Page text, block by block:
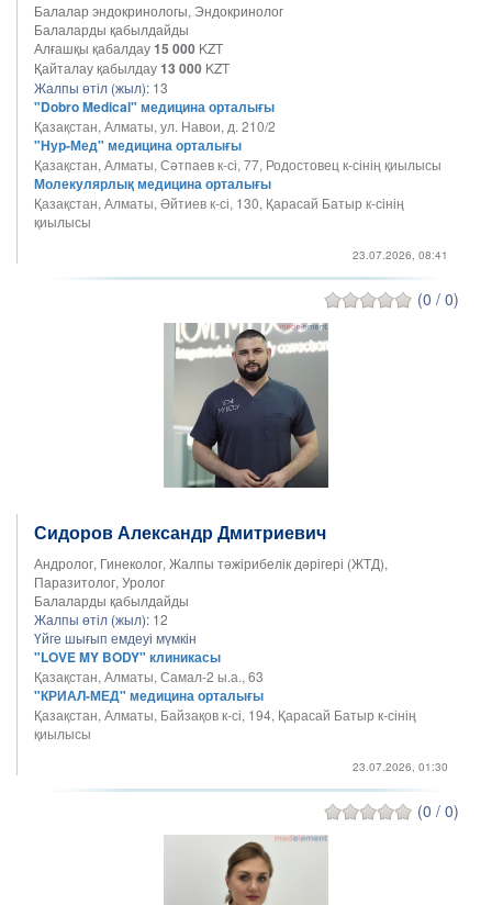
Балалар эндокринологы, Эндокринолог
Балаларды қабылдайды
Алғашқы қабалдау15 000 KZT
Қайталау қабылдау13 000 KZT
Жалпы өтіл (жыл): 13
"Dobro Medical" медицина орталығы
Қазақстан, Алматы, ул. Навои, д. 210/2
"Нур-Мед" медицина орталығы
Қазақстан, Алматы, Сәтпаев к-сі, 77, Родостовец к-сінің қиылысы
Молекулярлық медицина орталығы
Қазақстан, Алматы, Әйтиев к-сі, 130, Қарасай Батыр к-сінің
қиылысы
23.07.2026, 08:41
(0 / 0)
Сидоров Александр Дмитриевич
Андролог, Гинеколог, Жалпы тәжірибелік дәрігері (ЖТД),
Паразитолог, Уролог
Балаларды қабылдайды
Жалпы өтіл (жыл): 12
Үйге шығып емдеуі мүмкін
"LOVE MY BODY" клиникасы
Қазақстан, Алматы, Самал-2 ы.а., 63
"КРИАЛ-МЕД" медицина орталығы
Қазақстан, Алматы, Байзақов к-сі, 194, Қарасай Батыр к-сінің
қиылысы
23.07.2026, 01:30
(0 / 0)